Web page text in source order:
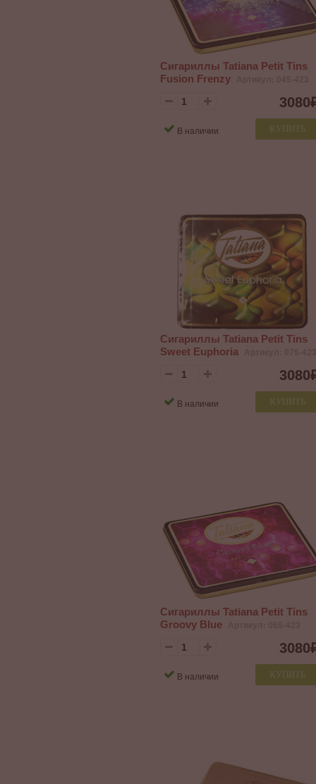
Сигариллы Tatiana Petit Tins
Fusion Frenzy
3080
КУПИТЬ
В наличии
Сигариллы Tatiana Petit Tins
Sweet Euphoria
3080
КУПИТЬ
В наличии
Сигариллы Tatiana Petit Tins
Groovy Blue
3080
КУПИТЬ
В наличии